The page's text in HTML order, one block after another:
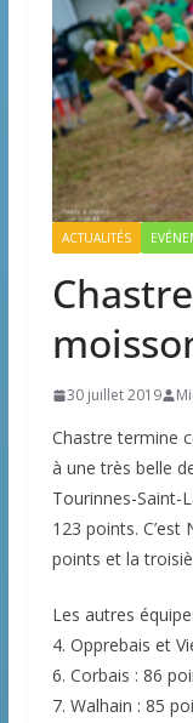
ACTUALITÉS
30 juillet 2019
Chastre termine
à une très belle
Tourinnes-Saint-
123 points.
points et la
Les autres
4. Opprebais et
6. Corbais : 86
7. Walhain : 85